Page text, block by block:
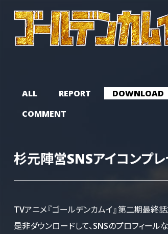
ALL REPORT DOWNLOAD
COMMENT
杉元陣営SNSアイコンプレ
TVアニメ『ゴールデンカムイ』第二期最終
是非ダウンロードして、SNSのプロフィール